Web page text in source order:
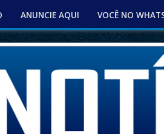
ANUNCIE AQUI VOCÊ NO